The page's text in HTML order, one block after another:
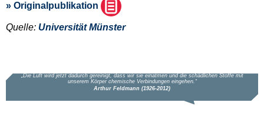
» Originalpublikation
Quelle: Universität Münster